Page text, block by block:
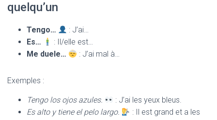
quelqu’un
Tengo…
: J’ai…
Es…
: Il/elle est…
Me duele…
: J’ai mal à…
Exemples :
Tengo los ojos azules.
: J’ai les yeux bleus.
Es alto y tiene el pelo largo.
: Il est grand et a les